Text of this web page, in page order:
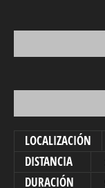
LOCALIZACIÓN
DISTANCIA
DURACIÓN